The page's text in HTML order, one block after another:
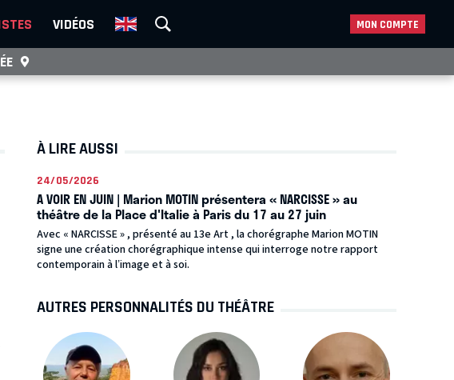
VIDÉOS MON COMPTE
À LIRE AUSSI
24/05/2026
A VOIR EN JUIN | Marion MOTIN présentera « NARCISSE » au
théâtre de la Place d'Italie à Paris du 17 au 27 juin
Avec « NARCISSE » , présenté au 13e Art , la chorégraphe Marion MOTIN
signe une création chorégraphique intense qui interroge notre rapport
contemporain à l’image et à soi.
AUTRES PERSONNALITÉS DU THÉÂTRE